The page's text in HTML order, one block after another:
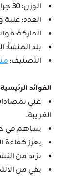
الوزن: 30 جرام
العدد:
الماركة:
بلد المنشأ:
التصنيف:
الفوائد
غني
الغريبة.
يساهم في
يعزز كفاءة
يزيد من
يقي من